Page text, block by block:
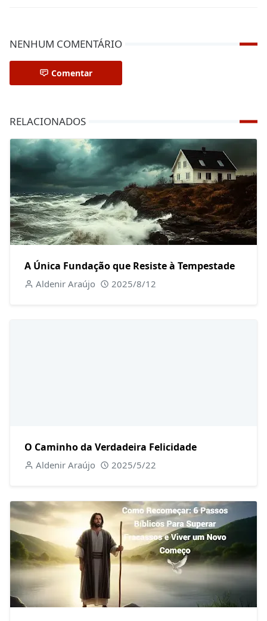
NENHUM COMENTÁRIO
Comentar
RELACIONADOS
A Única Fundação que Resiste à Tempestade
Aldenir Araújo 2025/8/12
O Caminho da Verdadeira Felicidade
Aldenir Araújo 2025/5/22